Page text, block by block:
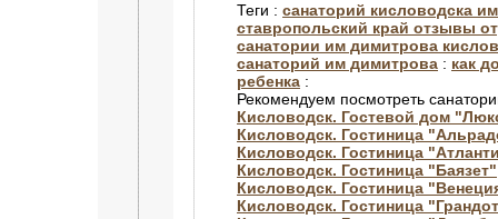
Теги : санаторий кисловодска
ставропольский край отзывы
санатории им димитрова
санаторий им димитрова : как
ребенка :
Рекомендуем посмотреть
Кисловодск. Гостевой дом
Кисловодск. Гостиница
Кисловодск. Гостиница
Кисловодск. Гостиница "Баязет"
Кисловодск. Гостиница
Кисловодск. Гостиница